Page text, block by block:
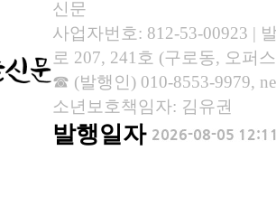
신문
사업자번호: 812-53-00923 |
로 207, 241호 (구로동, 오퍼
☎ (발행인) 010-8553-9979,
소년보호책임자: 김유권
발행일자